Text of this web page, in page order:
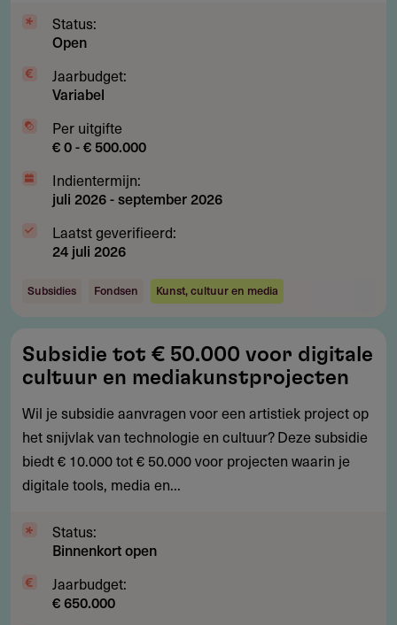
kunstenaars
Status:
Open
Jaarbudget:
Variabel
Per uitgifte
€ 0 - € 500.000
Indientermijn:
juli 2026-september 2026
Laatst geverifieerd:
24 juli 2026
Subsidies Fondsen Kunst, cultuur en media
tot
€
50.000
voor
digitale
cultuur
mediakunstprojecten
Subsidie tot € 50.000 voor digitale
cultuur en mediakunstprojecten
Wil je subsidie aanvragen voor een artistiek project op
het snijvlak van technologie en cultuur? Deze subsidie
biedt € 10.000 tot € 50.000 voor projecten waarin je
digitale tools, media en...
Status:
Binnenkort open
Jaarbudget:
€ 650.000